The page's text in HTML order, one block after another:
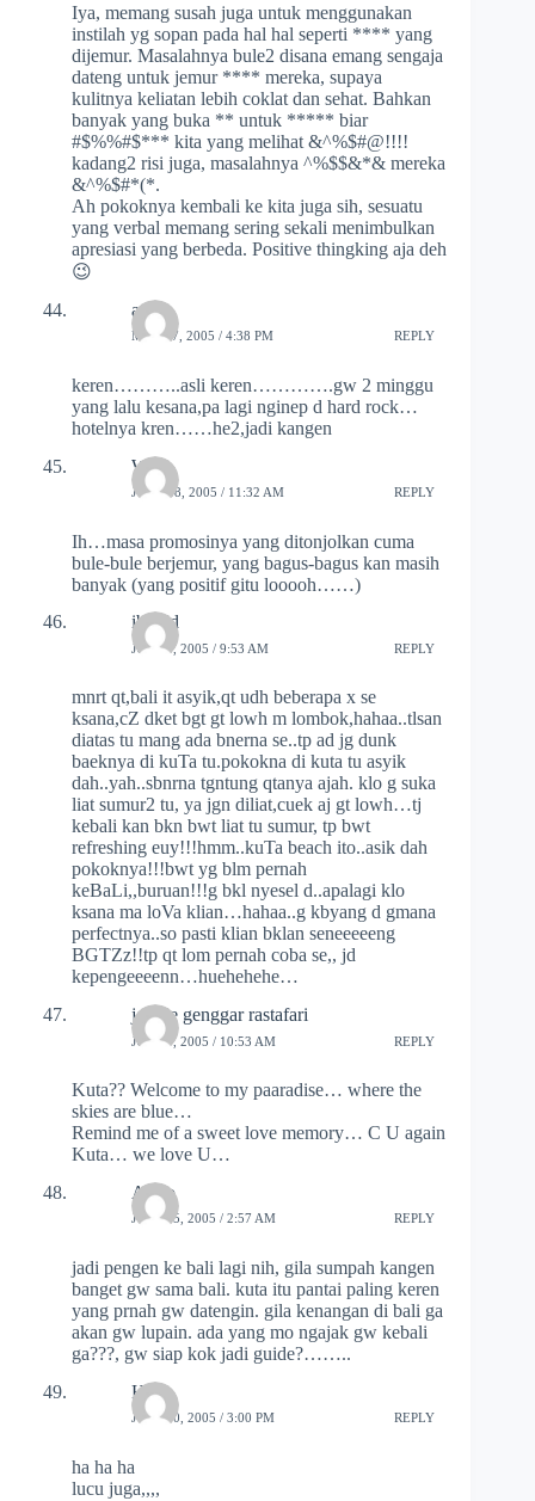
Iya, memang susah juga untuk menggunakan
instilah yg sopan pada hal hal seperti **** yang
dijemur. Masalahnya bule2 disana emang sengaja
dateng untuk jemur **** mereka, supaya
kulitnya keliatan lebih coklat dan sehat. Bahkan
banyak yang buka ** untuk ***** biar
#$%%#$*** kita yang melihat &^%$#@!!!!
kadang2 risi juga, masalahnya ^%$$&*& mereka
&^%$#*(*.
Ah pokoknya kembali ke kita juga sih, sesuatu
yang verbal memang sering sekali menimbulkan
apresiasi yang berbeda. Positive thingking aja deh
😉
adjie
MAY 17, 2005 / 4:38 PM REPLY
keren………..asli keren………….gw 2 minggu
yang lalu kesana,pa lagi nginep d hard rock…
hotelnya kren……he2,jadi kangen
Wiek
JUNE 18, 2005 / 11:32 AM REPLY
Ih…masa promosinya yang ditonjolkan cuma
bule-bule berjemur, yang bagus-bagus kan masih
banyak (yang positif gitu looooh……)
iboNd
JULY 5, 2005 / 9:53 AM REPLY
mnrt qt,bali it asyik,qt udh beberapa x se
ksana,cZ dket bgt gt lowh m lombok,hahaa..tlsan
diatas tu mang ada bnerna se..tp ad jg dunk
baeknya di kuTa tu.pokokna di kuta tu asyik
dah..yah..sbnrna tgntung qtanya ajah. klo g suka
liat sumur2 tu, ya jgn diliat,cuek aj gt lowh…tj
kebali kan bkn bwt liat tu sumur, tp bwt
refreshing euy!!!hmm..kuTa beach ito..asik dah
pokoknya!!!bwt yg blm pernah
keBaLi,,buruan!!!g bkl nyesel d..apalagi klo
ksana ma loVa klian…hahaa..g kbyang d gmana
perfectnya..so pasti klian bklan seneeeeeng
BGTZz!!tp qt lom pernah coba se,, jd
kepengeeeenn…huehehehe…
johnie genggar rastafari
JULY 7, 2005 / 10:53 AM REPLY
Kuta?? Welcome to my paaradise… where the
skies are blue…
Remind me of a sweet love memory… C U again
Kuta… we love U…
Ariyo
JULY 15, 2005 / 2:57 AM REPLY
jadi pengen ke bali lagi nih, gila sumpah kangen
banget gw sama bali. kuta itu pantai paling keren
yang prnah gw datengin. gila kenangan di bali ga
akan gw lupain. ada yang mo ngajak gw kebali
ga???, gw siap kok jadi guide?……..
Heru
JULY 20, 2005 / 3:00 PM REPLY
ha ha ha
lucu juga,,,,